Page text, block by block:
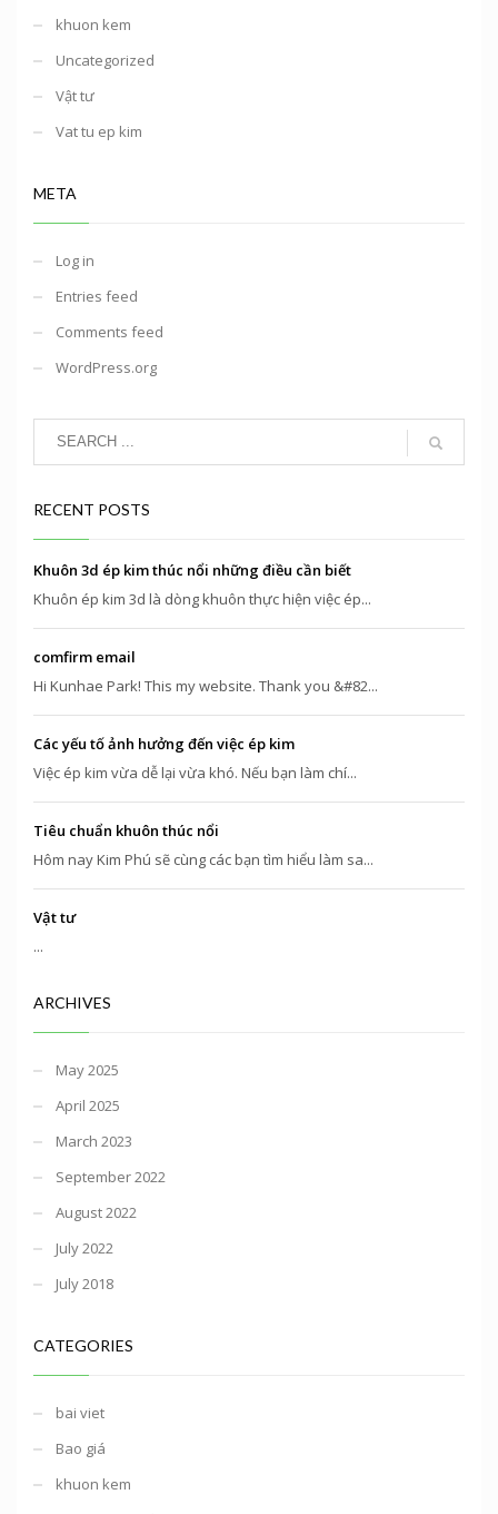
khuon kem
Uncategorized
Vật tư
Vat tu ep kim
META
Log in
Entries feed
Comments feed
WordPress.org
RECENT POSTS
Khuôn 3d ép kim thúc nổi những điều cần biết
Khuôn ép kim 3d là dòng khuôn thực hiện việc ép...
comfirm email
Hi Kunhae Park! This my website. Thank you &#82...
Các yếu tố ảnh hưởng đến việc ép kim
Việc ép kim vừa dễ lại vừa khó. Nếu bạn làm chí...
Tiêu chuẩn khuôn thúc nổi
Hôm nay Kim Phú sẽ cùng các bạn tìm hiểu làm sa...
Vật tư
...
ARCHIVES
May 2025
April 2025
March 2023
September 2022
August 2022
July 2022
July 2018
CATEGORIES
bai viet
Bao giá
khuon kem